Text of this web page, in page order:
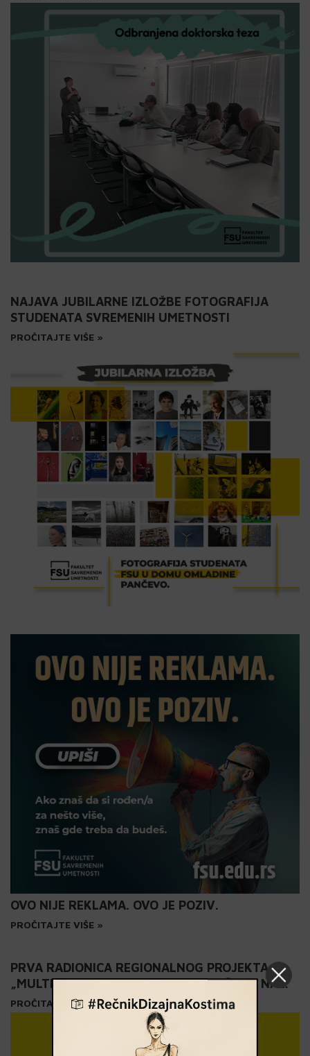
NAJAVA JUBILARNE IZLOŽBE FOTOGRAFIJA
STUDENATA SVREMENIH UMETNOSTI
PROČITAJTE VIŠE »
OVO NIJE REKLAMA. OVO JE POZIV.
PROČITAJTE VIŠE »
PRVA RADIONICA REGIONALNOG PROJEKTA
„MULTISENZORNA UMETNOST“ ODRŽANA NA
FSU: ZVUK I OBJEKAT – 03.04. I 08.05. 2025.
PROČITAJTE VIŠE »